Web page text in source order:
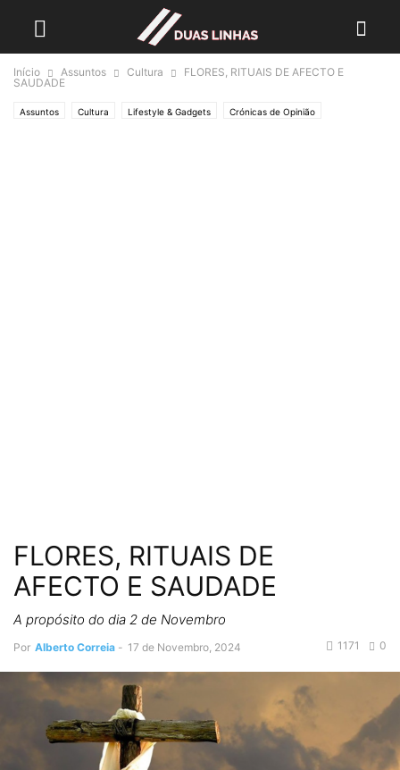
Início Assuntos Cultura
FLORES, RITUAIS DE AFECTO E
SAUDADE
Assuntos Cultura Lifestyle & Gadgets Crónicas de Opinião
FLORES, RITUAIS DE
AFECTO E SAUDADE
A propósito do dia 2 de Novembro
Por Alberto Correia - 17 de Novembro, 2024 0
1171